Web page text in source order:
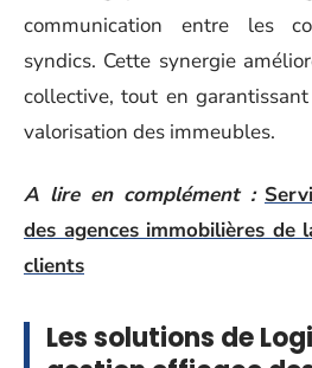
communication entre les
syndics. Cette synergie
collective, tout en
valorisation des immeubles.
A lire en complément :
des agences immobilières de
clients
Les solutions de